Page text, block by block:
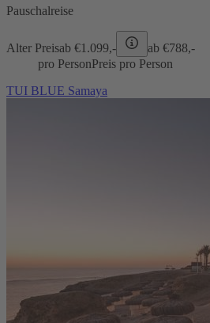
Pauschalreise
Alter Preisab €1.099,- ab €788,-
pro PersonPreis pro Person
TUI BLUE Samaya